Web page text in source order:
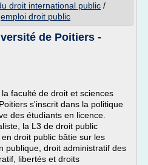
droit international public /
emploi droit public
de Poitiers -
faculté de droit et sciences
s'inscrit dans la politique
des étudiants en licence.
la L3 de droit public
droit public bâtie sur les
publique, droit administratif des
libertés et droits